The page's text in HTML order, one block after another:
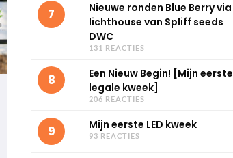
7
Nieuwe ronden Blue Berry via
lichthouse van Spliff seeds
DWC
131 REACTIES
8
Een Nieuw Begin! [Mijn eerste
legale kweek]
206 REACTIES
9 Mijn eerste LED kweek
93 REACTIES